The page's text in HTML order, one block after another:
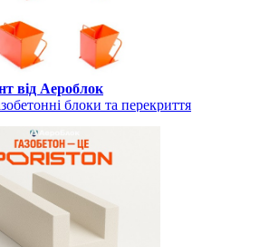
від Аероблок
блоки та перекриття